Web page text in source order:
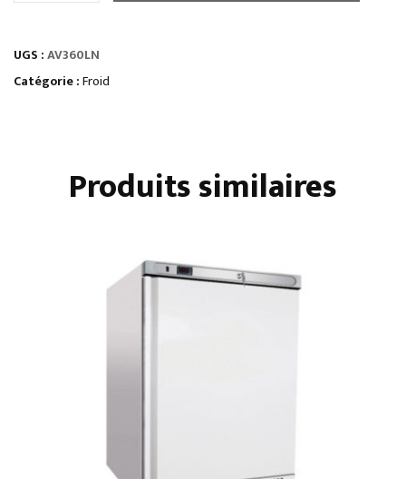
PORTES
VITRÉESnégatives
UGS :AV360LN
Catégorie :Froid
Produits similaires